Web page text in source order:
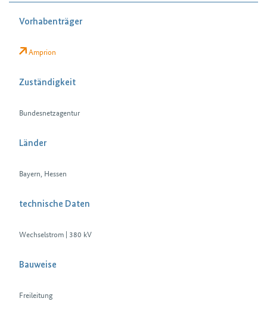
Vorhabenträger
Amprion
Zuständigkeit
Bundesnetzagentur
Länder
Bayern, Hessen
technische Daten
Wechselstrom | 380 kV
Bauweise
Freileitung